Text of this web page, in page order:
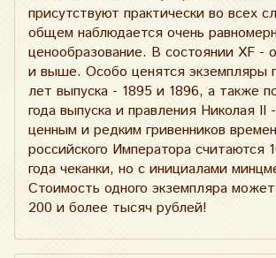
присутствуют практически во всех
общем наблюдается очень
ценообразование. В состоянии ХF -
и выше. Особо ценятся экземпляры
лет выпуска - 1895 и 1896, а также
года выпуска и правления Николая
ценным и редким гривенников
российского Императора считаются
года чеканки, но с инициалами
Стоимость одного экземпляра
200 и более тысяч рублей!